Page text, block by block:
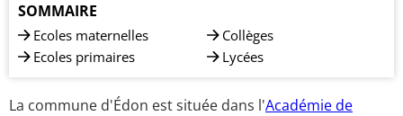
SOMMAIRE
Ecoles maternelles
Ecoles primaires
Collèges
Lycées
La commune d'Édon est située dans l'Académie de